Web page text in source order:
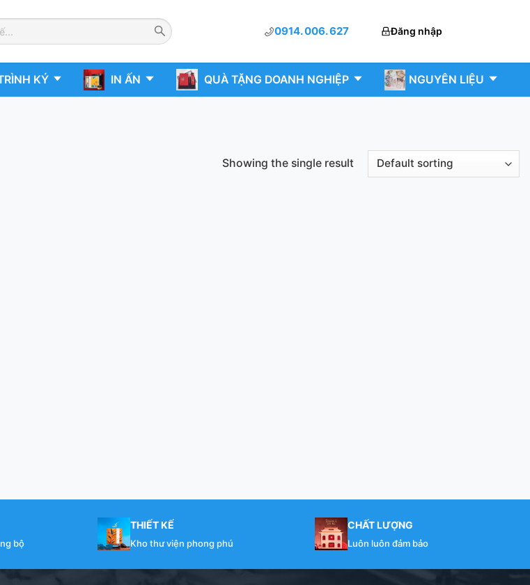
0914. 006. 627 Đăng nhập
KÝ IN ẤN QUÀ TẶNG DOANH NGHIỆP NGUYÊN LIỆU
Showing the single result
bộ
THIẾT KẾ
Kho thư viện phong phú
CHẤT LƯỢNG
Luôn luôn đảm bảo